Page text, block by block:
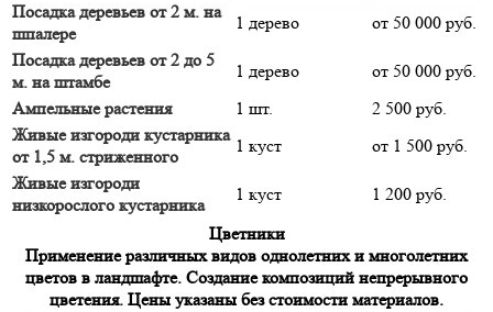
Посадка деревьев от 2 м. на
шпалере
1 дерево
от 50 000 руб.
Посадка деревьев от 2 до 5
м. на штамбе
1 дерево
от 50 000 руб.
Ампельные растения
1 шт.
2 500 руб.
Живые изгороди кустарника
от 1,5 м. стриженного
1 куст
от 1 500 руб.
Живые изгороди
низкорослого кустарника
1 куст
1 200 руб.
Цветники
Применение различных видов однолетних и многолетних
цветов в ландшафте. Создание композиций непрерывного
цветения. Цены указаны без стоимости материалов.